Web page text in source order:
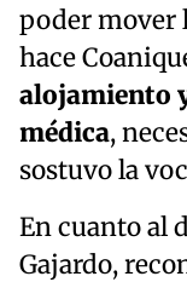
poder mover
hace
alojamiento
médica,
sostuvo la
En cuanto al
Gajardo,